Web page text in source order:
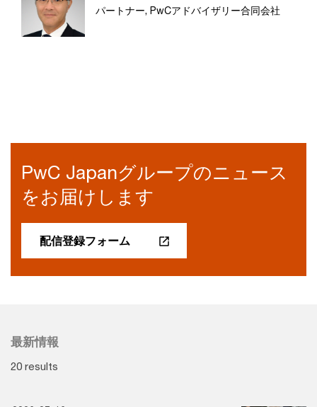
パートナー, PwCアドバイザリー合同会社
PwC Japanグループのニュース
をお届けします
配信登録フォーム
最新情報
20 results